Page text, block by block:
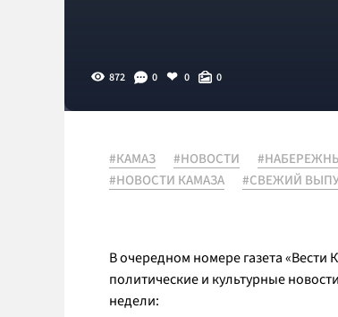
872 0 0 0
#КАМАЗ #НОВОСТИ
#НОВОСТИ КАМАЗА
#СВЕЖИЙ
В очередном номере газета
политические и культурные
недели: